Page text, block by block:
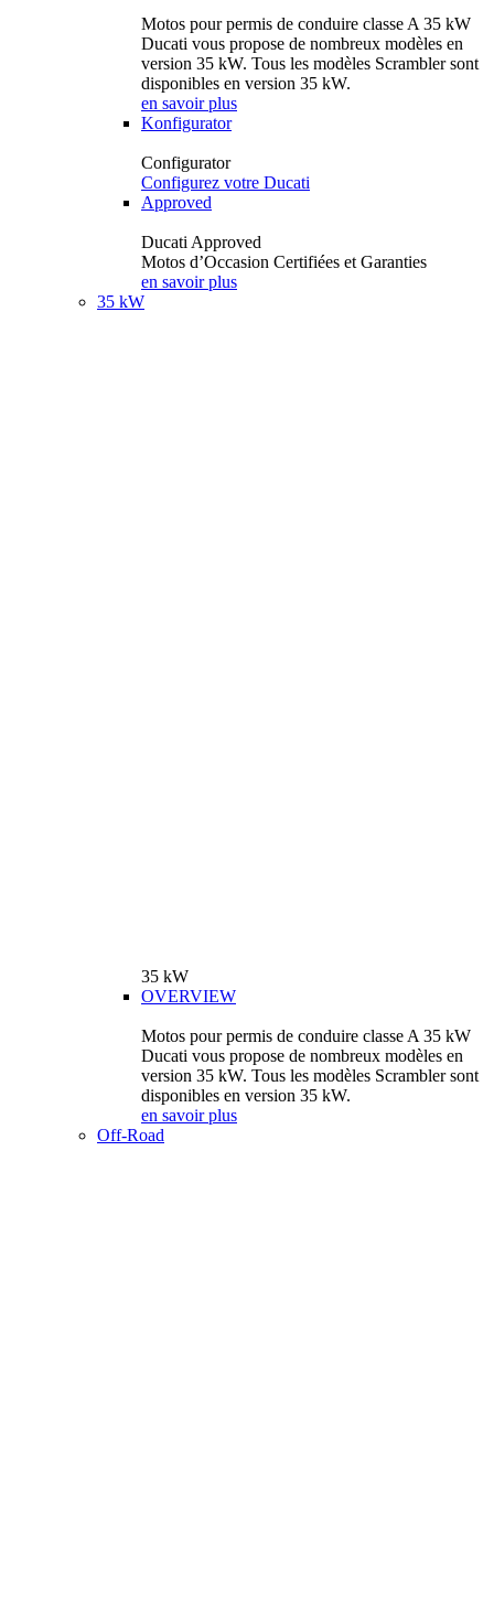
Motos pour permis de conduire classe A 35 kW
Ducati vous propose de nombreux modèles en
version 35 kW. Tous les modèles Scrambler sont
disponibles en version 35 kW.
en savoir plus
Konfigurator
Configurator
Configurez votre Ducati
Approved
Ducati Approved
Motos d’Occasion Certifiées et Garanties
en savoir plus
35 kW
35 kW
OVERVIEW
Motos pour permis de conduire classe A 35 kW
Ducati vous propose de nombreux modèles en
version 35 kW. Tous les modèles Scrambler sont
disponibles en version 35 kW.
en savoir plus
Off-Road